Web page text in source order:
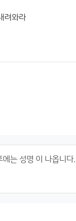
려와라